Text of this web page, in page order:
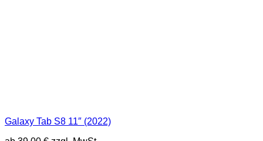
Galaxy Tab S8 11″ (2022)